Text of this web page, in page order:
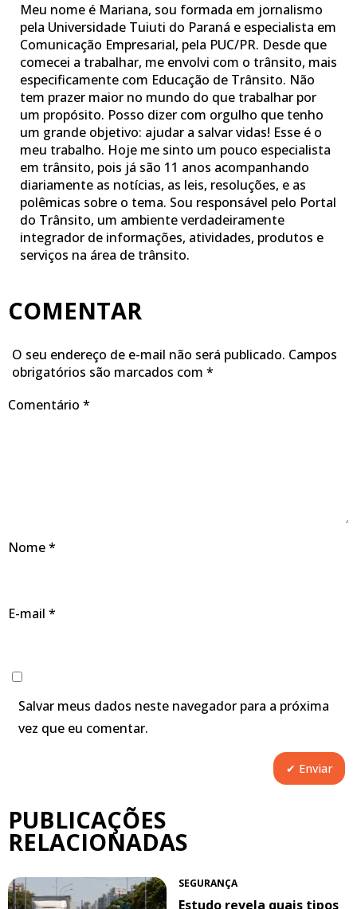
Meu nome é Mariana, sou formada em jornalismo
pela Universidade Tuiuti do Paraná e especialista em
Comunicação Empresarial, pela PUC/PR. Desde que
comecei a trabalhar, me envolvi com o trânsito, mais
especificamente com Educação de Trânsito. Não
tem prazer maior no mundo do que trabalhar por
um propósito. Posso dizer com orgulho que tenho
um grande objetivo: ajudar a salvar vidas! Esse é o
meu trabalho. Hoje me sinto um pouco especialista
em trânsito, pois já são 11 anos acompanhando
diariamente as notícias, as leis, resoluções, e as
polêmicas sobre o tema. Sou responsável pelo Portal
do Trânsito, um ambiente verdadeiramente
integrador de informações, atividades, produtos e
serviços na área de trânsito.
COMENTAR
O seu endereço de e-mail não será publicado. Campos
obrigatórios são marcados com *
Comentário *
Nome*
E-mail *
Salvar meus dados neste navegador para a próxima
vez que eu comentar.
PUBLICAÇÕES
RELACIONADAS
SEGURANÇA
Estudo revela quais tipos